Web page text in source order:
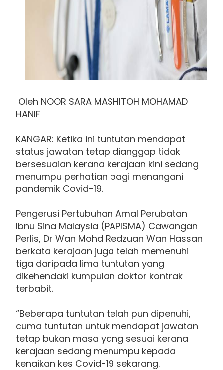
Oleh NOOR SARA MASHITOH MOHAMAD
HANIF
KANGAR: Ketika ini tuntutan mendapat
status jawatan tetap dianggap tidak
bersesuaian kerana kerajaan kini sedang
menumpu perhatian bagi menangani
pandemik Covid-19.
Pengerusi Pertubuhan Amal Perubatan
Ibnu Sina Malaysia (PAPISMA) Cawangan
Perlis, Dr Wan Mohd Redzuan Wan Hassan
berkata kerajaan juga telah memenuhi
tiga daripada lima tuntutan yang
dikehendaki kumpulan doktor kontrak
terbabit.
“Beberapa tuntutan telah pun dipenuhi,
cuma tuntutan untuk mendapat jawatan
tetap bukan masa yang sesuai kerana
kerajaan sedang menumpu kepada
kenaikan kes Covid-19 sekarang.